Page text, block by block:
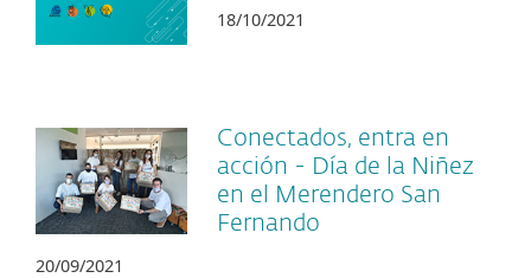
18/10/2021
Conectados, entra en
acción - Día de la Niñez
en el Merendero San
Fernando
20/09/2021